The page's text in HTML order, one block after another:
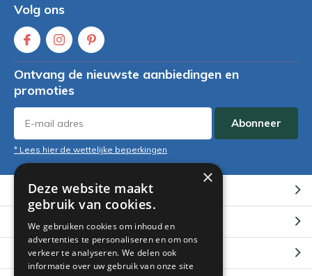
Volg ons
Ontvang de nieuwste aanbiedingen en
promoties
Abonneer
* Lees hier de wettelijke beperkingen
Klantenservice
Mijn account
Categorieën
×
Deze website maakt
gebruik van cookies.
We gebruiken cookies om inhoud en
advertenties te personaliseren en om ons
verkeer te analyseren. We delen ook
informatie over uw gebruik van onze site